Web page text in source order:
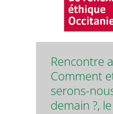
Rencontre
Comment
serons-
demain ?,